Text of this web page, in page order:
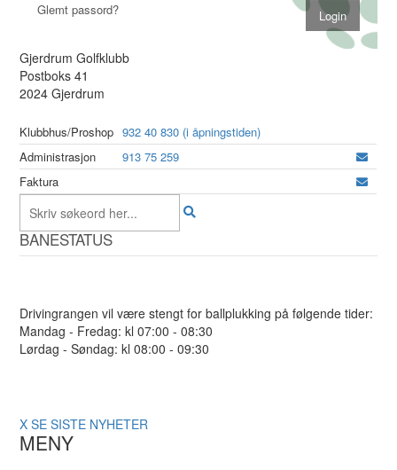
Glemt passord?
Gjerdrum Golfklubb
Postboks 41
2024 Gjerdrum
Klubbhus/Proshop 932 40 830 (i åpningstiden)
Administrasjon
913 75 259
Faktura
BANESTATUS
Drivingrangen vil være stengt for ballplukking på følgende tider:
Mandag - Fredag: kl 07:00 - 08:30
Lørdag - Søndag: kl 08:00 - 09:30
X SE SISTE NYHETER
MENY